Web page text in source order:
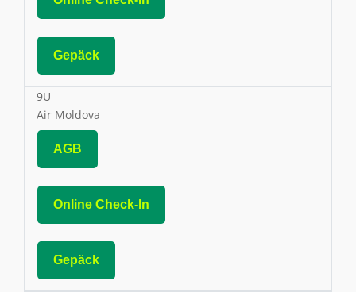
Gepäck
9U
Air Moldova
AGB
Online Check-In
Gepäck